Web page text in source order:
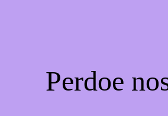
Perdoe